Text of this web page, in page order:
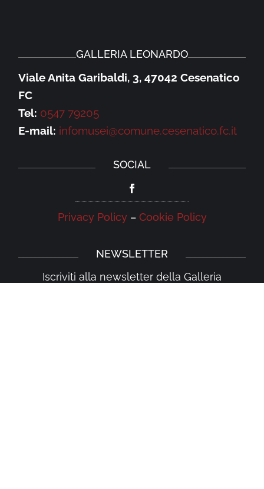
GALLERIA LEONARDO
Viale Anita Garibaldi, 3, 47042 Cesenatico
FC
Tel: 0547 79205
E-mail: infomusei@comune.cesenatico.fc.it
SOCIAL
Privacy Policy– Cookie Policy
NEWSLETTER
Iscriviti alla newsletter della Galleria